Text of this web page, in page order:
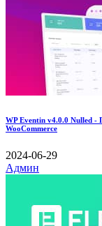
WP Eventin v4.0.0 Nulled -
WooCommerce
2024-06-29
Админ